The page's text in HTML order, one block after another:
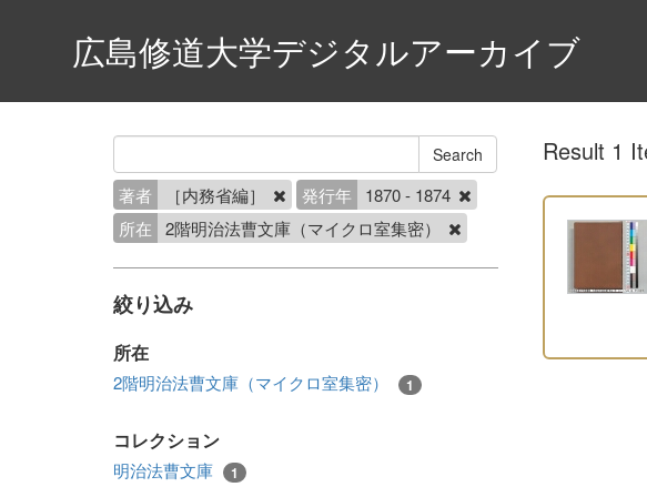
広島修道大学デジタルアーカイブ
著者 ［内務省編］ 発行年
1870 - 1874
所在
2階明治法曹文庫（マイクロ室集密）
絞り込み
所在
2階明治法曹文庫（マイクロ室集密） 1
コレクション
明治法曹文庫 1
Result 1